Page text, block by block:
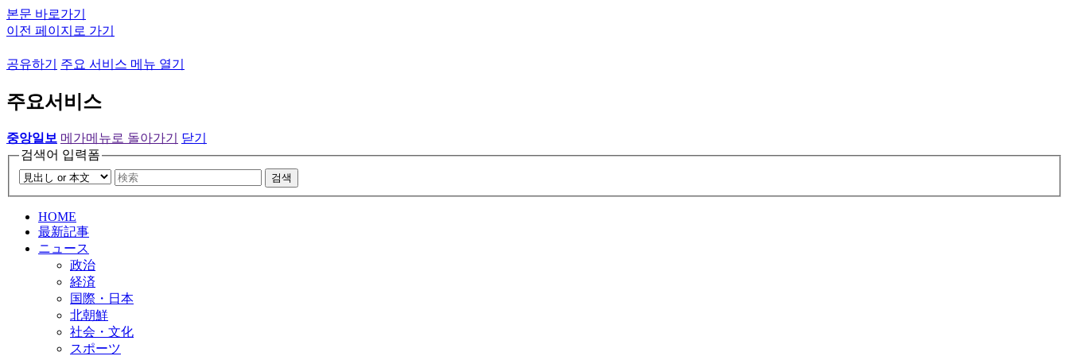
본문 바로가기
이전 페이지로 가기
공유하기 주요 서비스 메뉴 열기
주요서비스
중앙일보 메가메뉴로 돌아가기
닫기
검색어 입력폼
검색
HOME
最新記事
ニュース
政治
経済
国際・日本
北朝鮮
社会・文化
スポーツ